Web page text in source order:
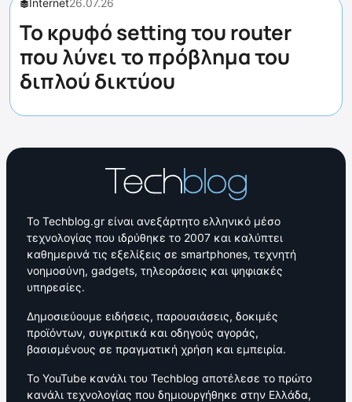
Internet26.07.26
Το κρυφό setting του router
που λύνει το πρόβλημα του
διπλού δικτύου
Το Techblog.gr είναι ανεξάρτητο ελληνικό μέσο
τεχνολογίας που ιδρύθηκε το 2007 και καλύπτει
καθημερινά τις εξελίξεις σε smartphones, τεχνητή
νοημοσύνη, gadgets, τηλεοράσεις και ψηφιακές
υπηρεσίες.
Δημοσιεύουμε ειδήσεις, παρουσιάσεις, δοκιμές
προϊόντων, συγκριτικά και οδηγούς αγοράς,
βασισμένους σε πραγματική χρήση και εμπειρία.
Το YouTube κανάλι του Techblog αποτέλεσε το πρώτο
κανάλι τεχνολογίας που δημιουργήθηκε στην Ελλάδα,